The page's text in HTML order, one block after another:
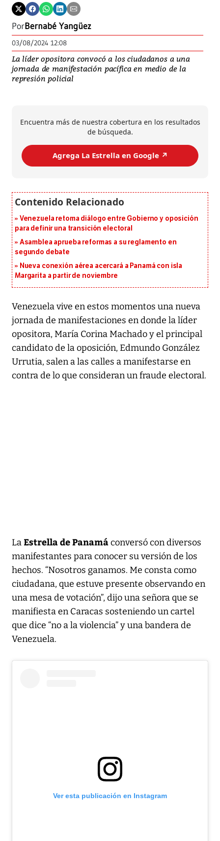
PorBernabé Yangüez
03/08/2024 12:08
La líder opositora convocó a los ciudadanos a una
jornada de manifestación pacífica en medio de la
represión policial
Encuentra más de nuestra cobertura en los resultados
de búsqueda.
Agrega La Estrella en Google ↗️
Venezuela retoma diálogo entre Gobierno y oposición
para definir una transición electoral
Asamblea aprueba reformas a su reglamento en
segundo debate
Nueva conexión aérea acercará a Panamá con isla
Margarita a partir de noviembre
Venezuela vive en estos momentos una nueva
jornada de manifestaciones en donde la líder
opositora, María Corina Machado y el principal
candidato de la oposición, Edmundo González
Urrutia, salen a las calles a manifestarse en
contra de lo que consideran un fraude electoral.
La Estrella de Panamáconversó con diversos
manifestantes para conocer su versión de los
hechos. “Nosotros ganamos. Me consta como
ciudadana, que estuve presente observando en
una mesa de votación”, dijo una señora que se
manifiesta en Caracas sosteniendo un cartel
que dice “no a la violencia” y una bandera de
Venezuela.
Ver esta publicación en Instagram